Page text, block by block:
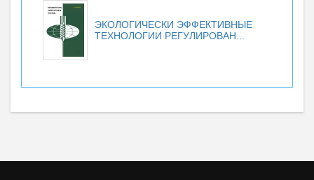
ЭКОЛОГИЧЕСКИ ЭФФЕКТИВНЫЕ
ТЕХНОЛОГИИ РЕГУЛИРОВАН...